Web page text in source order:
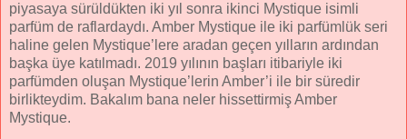
piyasaya sürüldükten iki yıl sonra ikinci Mystique isimli
parfüm de raflardaydı. Amber Mystique ile iki parfümlük seri
haline gelen Mystique’lere aradan geçen yılların ardından
başka üye katılmadı. 2019 yılının başları itibariyle iki
parfümden oluşan Mystique’lerin Amber’i ile bir süredir
birlikteydim. Bakalım bana neler hissettirmiş Amber
Mystique.